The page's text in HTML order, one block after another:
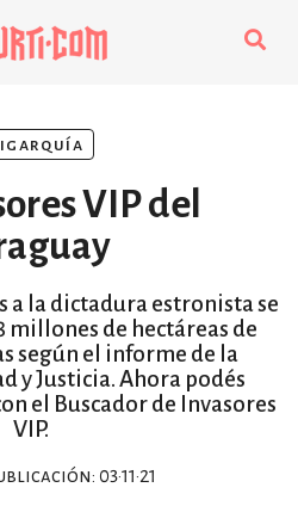
Sonoro
VIP del
a la dictadura estronista se
millones de hectáreas de
según el informe de la
y Justicia. Ahora podés
el Buscador de Invasores
VIP.
03·11·21